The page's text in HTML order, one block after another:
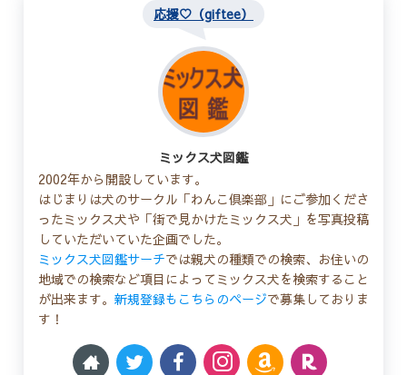
応援♡（giftee）
ミックス犬図鑑
2002年から開設しています。
はじまりは犬のサークル「わんこ倶楽部」にご参加くださ
ったミックス犬や「街で見かけたミックス犬」を写真投稿
していただいていた企画でした。
ミックス犬図鑑サーチでは親犬の種類での検索、お住いの
地域での検索など項目によってミックス犬を検索すること
が出来ます。 新規登録もこちらのページで募集しておりま
す！